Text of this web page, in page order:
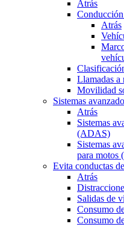
Atrás
Atrás
Llamadas
Movilidad
Sistemas
Atrás
Sistemas
(ADAS)
Sistemas
para motos
Evita conductas
Atrás
Salidas de
Consumo
Consumo